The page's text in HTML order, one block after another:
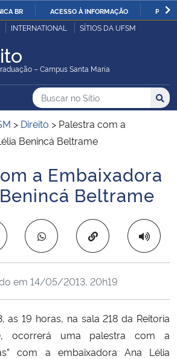
IR
BR ACESSO À INFORMAÇÃO
Pública
INTERNATIONAL SÍTIOS DA UFSM
– Campus Santa Maria
do Sítio
Busca
Buscar no no Sítio
Busca:
> Direito > Palestra com a
Benincá Beltrame
a Embaixadora
Beltrame
Copiar para área
em 14/05/2013, 20h19
19 horas, na sala 218 da Reitoria
ocorrerá uma palestra com a
com a embaixadora Ana Lélia